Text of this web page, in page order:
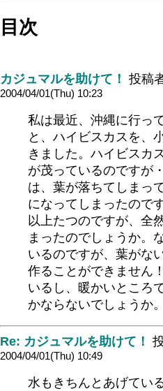
目次
カジュマルを助けて！ 投稿
2004/04/01(Thu) 10:23
私は最近、沖縄に行っ
と、ハイビスカスを、
きました。ハイビスカ
が茂っているのですが
は、葉が落ちてしまっ
になってしまったので
以上たつのですが、全
まったのでしょうか。
いるのですが、葉がな
作ることができません
いるし、暖かいところ
かならないでしょうか。
Re: カジュマルを助けて！
2004/04/01(Thu) 10:49
水もきちんとあげてい